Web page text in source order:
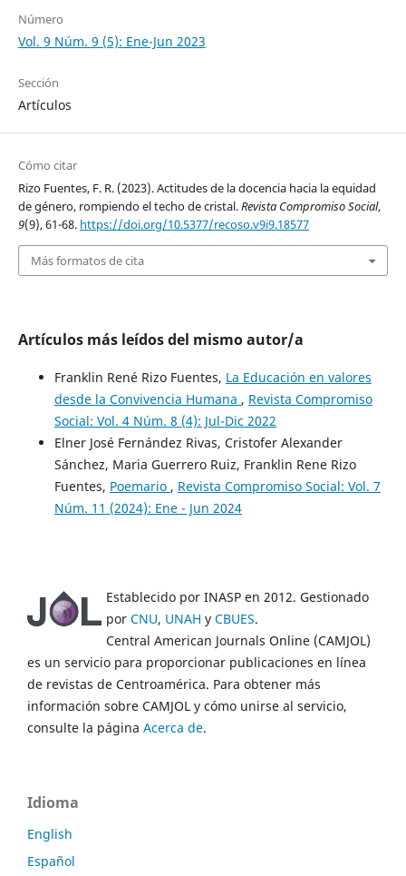
Número
Vol. 9 Núm. 9 (5): Ene-Jun 2023
Sección
Artículos
Cómo citar
Rizo Fuentes, F. R. (2023). Actitudes de la docencia hacia la equidad
de género, rompiendo el techo de cristal.Revista Compromiso Social,
9(9), 61-68. https://doi.org/10.5377/recoso.v9i9.18577
Más formatos de cita
Artículos más leídos del mismo autor/a
Franklin René Rizo Fuentes, La Educación en valores
desde la Convivencia Humana , Revista Compromiso
Social: Vol. 4 Núm. 8 (4): Jul-Dic 2022
Elner José Fernández Rivas, Cristofer Alexander
Sánchez, Maria Guerrero Ruiz, Franklin Rene Rizo
Fuentes, Poemario , Revista Compromiso Social: Vol. 7
Núm. 11 (2024): Ene - Jun 2024
Establecido por INASP en 2012. Gestionado
por CNU, UNAH y CBUES.
Central American Journals Online (CAMJOL)
es un servicio para proporcionar publicaciones en línea
de revistas de Centroamérica. Para obtener más
información sobre CAMJOL y cómo unirse al servicio,
consulte la página Acerca de.
Idioma
English
Español